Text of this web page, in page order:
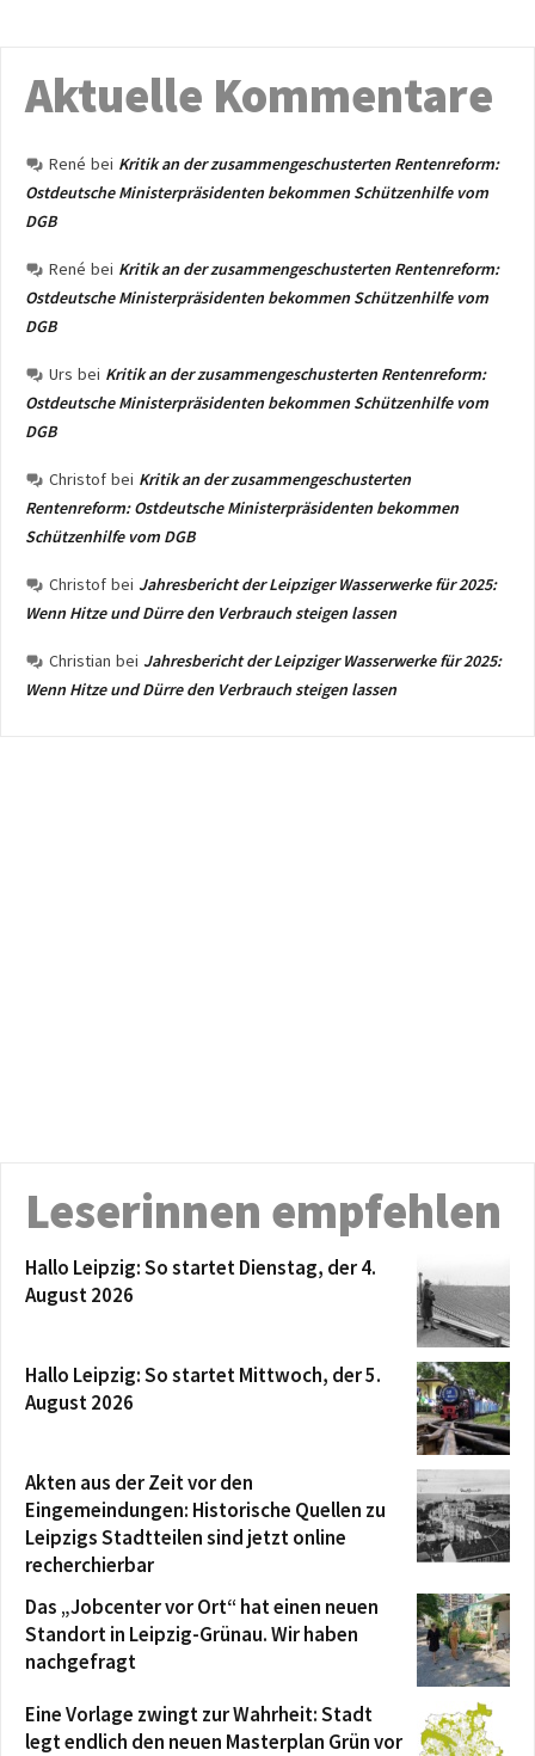
Aktuelle Kommentare
René bei Kritik an der zusammengeschusterten Rentenreform:
Ostdeutsche Ministerpräsidenten bekommen Schützenhilfe vom
DGB
René bei Kritik an der zusammengeschusterten Rentenreform:
Ostdeutsche Ministerpräsidenten bekommen Schützenhilfe vom
DGB
Urs bei Kritik an der zusammengeschusterten Rentenreform:
Ostdeutsche Ministerpräsidenten bekommen Schützenhilfe vom
DGB
Christof bei Kritik an der zusammengeschusterten
Rentenreform: Ostdeutsche Ministerpräsidenten bekommen
Schützenhilfe vom DGB
Christof bei Jahresbericht der Leipziger Wasserwerke für 2025:
Wenn Hitze und Dürre den Verbrauch steigen lassen
Christian bei Jahresbericht der Leipziger Wasserwerke für 2025:
Wenn Hitze und Dürre den Verbrauch steigen lassen
Leserinnen empfehlen
Hallo Leipzig: So startet Dienstag, der 4.
August 2026
Hallo Leipzig: So startet Mittwoch, der 5.
August 2026
Akten aus der Zeit vor den
Eingemeindungen: Historische Quellen zu
Leipzigs Stadtteilen sind jetzt online
recherchierbar
Das „Jobcenter vor Ort“ hat einen neuen
Standort in Leipzig-Grünau. Wir haben
nachgefragt
Eine Vorlage zwingt zur Wahrheit: Stadt
legt endlich den neuen Masterplan Grün vor